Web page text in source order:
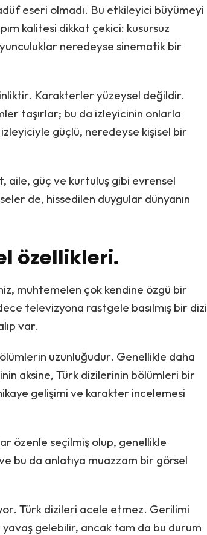
eseri olmadı. Bu etkileyici büyümeyi
kalitesi dikkat çekici: kusursuz
neredeyse sinematik bir
Karakterler yüzeysel değildir.
taşırlar; bu da izleyicinin onlarla
güçlü, neredeyse kişisel bir
aile, güç ve kurtuluş gibi evrensel
de, hissedilen duygular dünyanın
özellikleri.
muhtemelen çok kendine özgü bir
televizyona rastgele basılmış bir dizi
var.
uzunluğudur. Genellikle daha
aksine, Türk dizilerinin bölümleri bir
gelişimi ve karakter incelemesi
özenle seçilmiş olup, genellikle
bu da anlatıya muazzam bir görsel
Türk dizileri acele etmez. Gerilimi
yavaş gelebilir, ancak tam da bu durum